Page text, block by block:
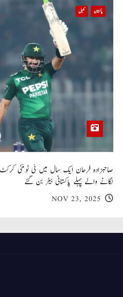
پاکستان کھیل
لگانے والے پہلے پاکستانی بیٹر بن گئے
NOV 23, 2025